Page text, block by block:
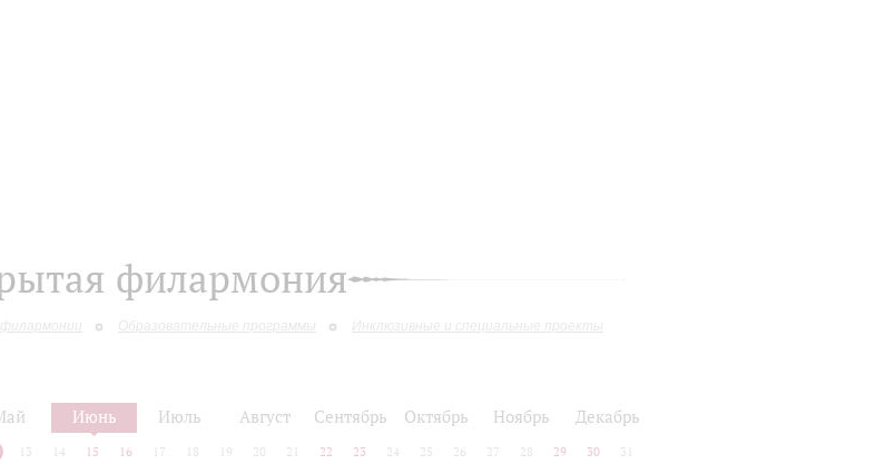
филармония
Образовательные программы Инклюзивные и специальные проекты
Июнь Июль Август Сентябрь Октябрь Ноябрь Декабрь
13 14 15 16 17 18 19 20 21 22 23 24 25 26 27 28 29 30 31